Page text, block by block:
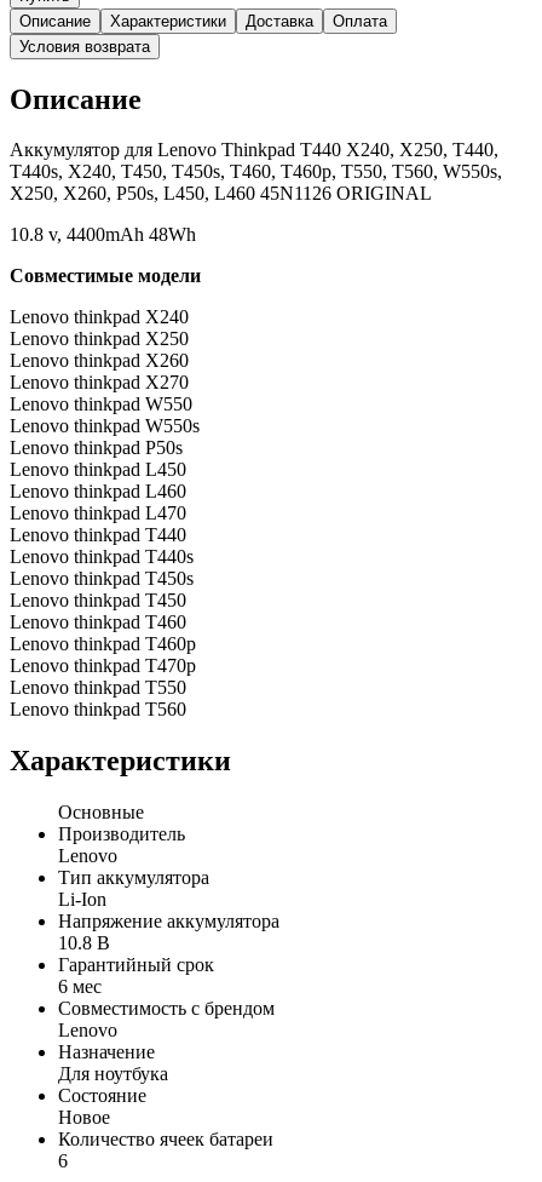
Описание
Характеристики Доставка
Оплата
Условия возврата
Описание
Аккумулятор для Lenovo Thinkpad T440 X240, X250, T440,
T440s, X240, T450, T450s, T460, T460p, T550, T560, W550s,
X250, X260, P50s, L450, L460 45N1126 ORIGINAL
10.8 v, 4400mAh 48Wh
Совместимые модели
Lenovo thinkpad X240
Lenovo thinkpad X250
Lenovo thinkpad X260
Lenovo thinkpad X270
Lenovo thinkpad W550
Lenovo thinkpad W550s
Lenovo thinkpad P50s
Lenovo thinkpad L450
Lenovo thinkpad L460
Lenovo thinkpad L470
Lenovo thinkpad T440
Lenovo thinkpad T440s
Lenovo thinkpad T450s
Lenovo thinkpad T450
Lenovo thinkpad T460
Lenovo thinkpad T460p
Lenovo thinkpad T470p
Lenovo thinkpad T550
Lenovo thinkpad T560
Характеристики
Основные
Производитель
Lenovo
Тип аккумулятора
Li-Ion
Напряжение аккумулятора
10.8 В
Гарантийный срок
6 мес
Совместимость с брендом
Lenovo
Назначение
Для ноутбука
Состояние
Новое
Количество ячеек батареи
6